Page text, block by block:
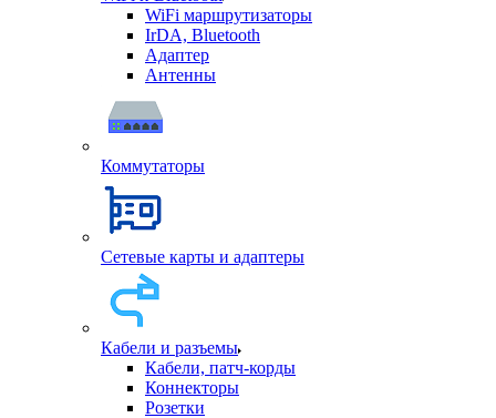
WiFi маршрутизаторы
IrDA, Bluetooth
Адаптер
Антенны
Коммутаторы
Сетевые карты и адаптеры
Кабели и разъемы
Кабели, патч-корды
Коннекторы
Розетки